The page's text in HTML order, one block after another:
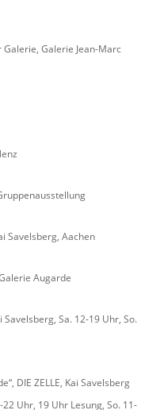
Galerie Jean-Marc
Savelsberg, Aachen
Augarde
Sa. 12-19 Uhr, So.
DIE ZELLE, Kai Savelsberg
Uhr, 19 Uhr Lesung, So. 11-